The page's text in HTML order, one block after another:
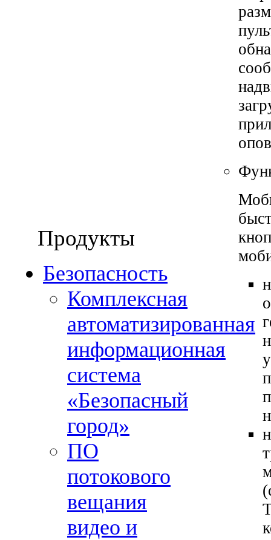
Продукты
Безопасность
Комплексная
автоматизированная
информационная
система
«Безопасный
город»
ПО
потокового
вещания
видео и